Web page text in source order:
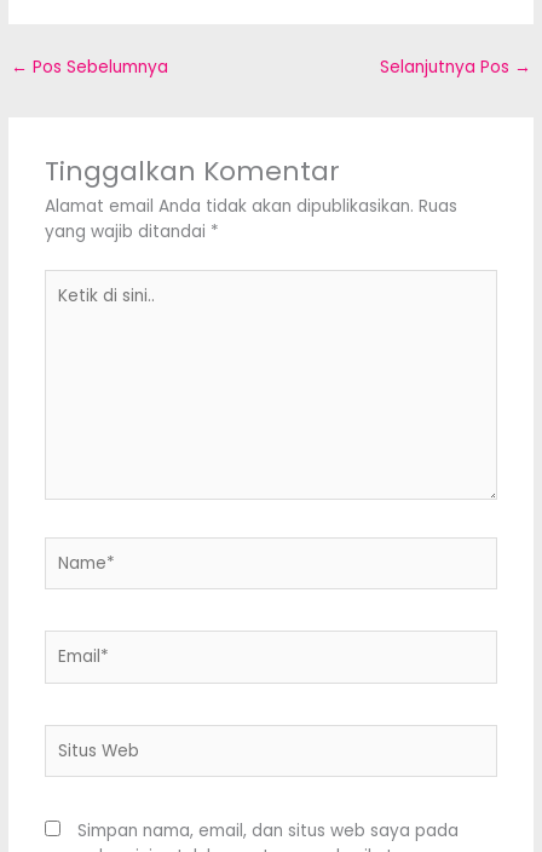
← Pos Sebelumnya Selanjutnya Pos →
Tinggalkan Komentar
Alamat email Anda tidak akan dipublikasikan. Ruas
yang wajib ditandai *
Web
Simpan nama, email, dan situs web saya pada